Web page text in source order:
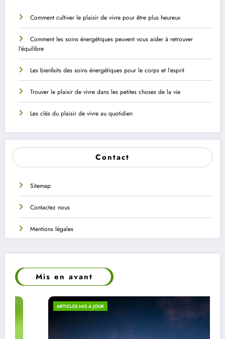
Comment cultiver le plaisir de vivre pour être plus heureux
Comment les soins énergétiques peuvent vous aider à retrouver
l’équilibre
Les bienfaits des soins énergétiques pour le corps et l’esprit
Trouver le plaisir de vivre dans les petites choses de la vie
Les clés du plaisir de vivre au quotidien
Contact
Sitemap
Contactez nous
Mentions légales
Mis en avant
ARTICLES MIS À JOUR